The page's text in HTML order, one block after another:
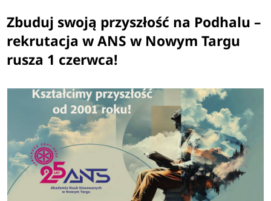
Zbuduj swoją przyszłość na Podhalu –
rekrutacja w ANS w Nowym Targu
rusza 1 czerwca!